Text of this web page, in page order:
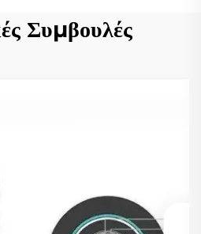
Συμβουλές